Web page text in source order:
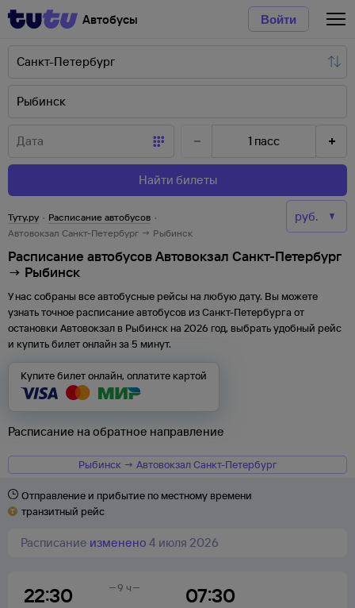
Автобусы Войти
1 пасс
Найти билеты
Туту.ру · Расписание автобусов ·
Автовокзал Санкт-Петербург → Рыбинск
Расписание автобусов Автовокзал Санкт-Петербург
→ Рыбинск
У нас собраны все автобусные рейсы на любую дату. Вы можете
узнать точное расписание автобусов изСанкт-Петербурга от
остановки Автовокзал в Рыбинск на 2026 год, выбрать удобный рейс
и купить билет онлайн за 5 минут.
Купите билет онлайн, оплатите картой
Расписание на обратное направление
Рыбинск → Автовокзал Санкт-Петербург
Отправление и прибытие по местному времени
транзитный рейс
Расписание изменено 4 июля 2026
22:30 07:30
9 ч